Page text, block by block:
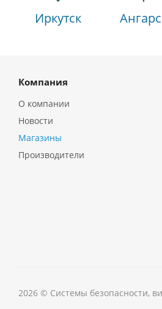
Иркутск
Компания
О компании
Новости
Магазины
Производители
2026 © Системы безопасности,